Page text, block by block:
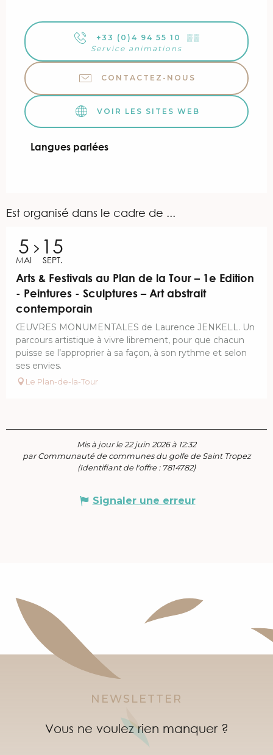
+33 (0)4 94 55 10 ▒▒
Service animations
CONTACTEZ-NOUS
VOIR LES SITES WEB
Langues parlées
Langues parlées
Est organisé dans le cadre de ...
5
MAI
15
SEPT.
Arts & Festivals au Plan de la Tour – 1e Edition
- Peintures - Sculptures – Art abstrait
contemporain
ŒUVRES MONUMENTALES de Laurence JENKELL. Un
parcours artistique à vivre librement, pour que chacun
puisse se l’approprier à sa façon, à son rythme et selon
ses envies.
Le Plan-de-la-Tour
Mis à jour le 22 juin 2026 à 12:32
par Communauté de communes du golfe de Saint Tropez
(Identifiant de l'offre : 7814782)
Signaler une erreur
NEWSLETTER
Vous ne voulez rien manquer ?